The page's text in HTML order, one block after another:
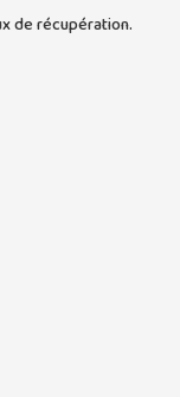
de récupération.